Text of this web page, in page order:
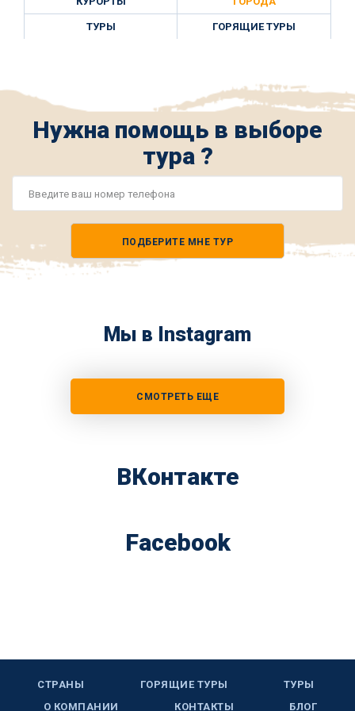
ТУРЫ ГОРЯЩИЕ ТУРЫ
Нужна помощь в выборе
тура ?
ПОДБЕРИТЕ МНЕ ТУР
Мы в Instagram
СМОТРЕТЬ ЕЩЕ
ВКонтакте
Facebook
СТРАНЫ ГОРЯЩИЕ ТУРЫ
ТУРЫ
О КОМПАНИИ
КОНТАКТЫ БЛОГ